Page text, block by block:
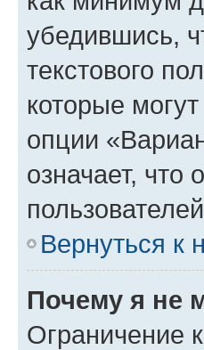
убедившись,
текстового
которые
опции
означает, что
Вернуться к
Почему я не
Ограничение